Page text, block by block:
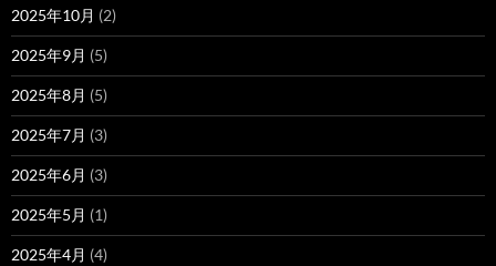
2025年10月 (2)
2025年9月 (5)
2025年8月 (5)
2025年7月 (3)
2025年6月 (3)
2025年5月 (1)
2025年4月 (4)